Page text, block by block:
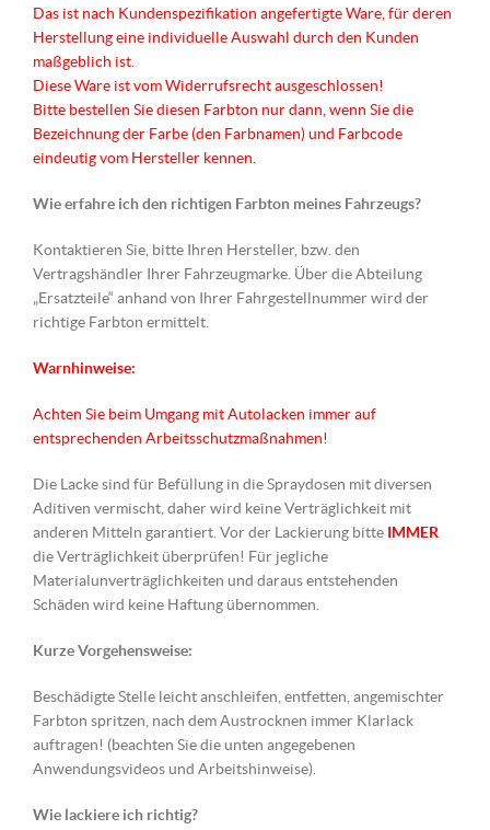
Das ist nach Kundenspezifikation angefertigte Ware, für deren
Herstellung eine individuelle Auswahl durch den Kunden
maßgeblich ist.
Diese Ware ist vom Widerrufsrecht ausgeschlossen!
Bitte bestellen Sie diesen Farbton nur dann, wenn Sie die
Bezeichnung der Farbe (den Farbnamen) und Farbcode
eindeutig vom Hersteller kennen.
Wie erfahre ich den richtigen Farbton meines Fahrzeugs?
Kontaktieren Sie, bitte Ihren Hersteller, bzw. den
Vertragshändler Ihrer Fahrzeugmarke. Über die Abteilung
„Ersatzteile“ anhand von Ihrer Fahrgestellnummer wird der
richtige Farbton ermittelt.
Warnhinweise:
Achten Sie beim Umgang mit Autolacken immer auf
entsprechenden Arbeitsschutzmaßnahmen!
Die Lacke sind für Befüllung in die Spraydosen mit diversen
Aditiven vermischt, daher wird keine Verträglichkeit mit
anderen Mitteln garantiert. Vor der Lackierung bitte IMMER
die Verträglichkeit überprüfen! Für jegliche
Materialunverträglichkeiten und daraus entstehenden
Schäden wird keine Haftung übernommen.
Kurze Vorgehensweise:
Beschädigte Stelle leicht anschleifen, entfetten, angemischter
Farbton spritzen, nach dem Austrocknen immer Klarlack
auftragen! (beachten Sie die unten angegebenen
Anwendungsvideos und Arbeitshinweise).
Wie lackiere ich richtig?